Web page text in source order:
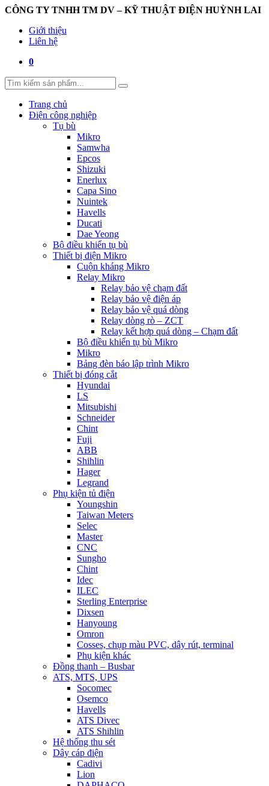
CÔNG TY TNHH TM DV – KỸ THUẬT ĐIỆN HUỲNH LAI
Giới thiệu
Liên hệ
0
Trang chủ
Điện công nghiệp
Tụ bù
Mikro
Samwha
Epcos
Shizuki
Enerlux
Capa Sino
Nuintek
Havells
Ducati
Dae Yeong
Bộ điều khiển tụ bù
Thiết bị điện Mikro
Cuộn kháng Mikro
Relay Mikro
Relay bảo vệ chạm đất
Relay bảo vệ điện áp
Relay bảo vệ quá dòng
Relay dòng rò – ZCT
Relay kết hợp quá dòng – Chạm đất
Bộ điều khiển tụ bù Mikro
Mikro
Bảng đèn báo lập trình Mikro
Thiết bị đóng cắt
Hyundai
LS
Mitsubishi
Schneider
Chint
Fuji
ABB
Shihlin
Hager
Legrand
Phụ kiện tủ điện
Youngshin
Taiwan Meters
Selec
Master
CNC
Sungho
Chint
Idec
ILEC
Sterling Enterprise
Dixsen
Hanyoung
Omron
Cosses, chụp màu PVC, dây rút, terminal
Phụ kiện khác
Đồng thanh – Busbar
ATS, MTS, UPS
Socomec
Osemco
Havells
ATS Divec
ATS Shihlin
Hệ thống thu sét
Dây cáp điện
Cadivi
Lion